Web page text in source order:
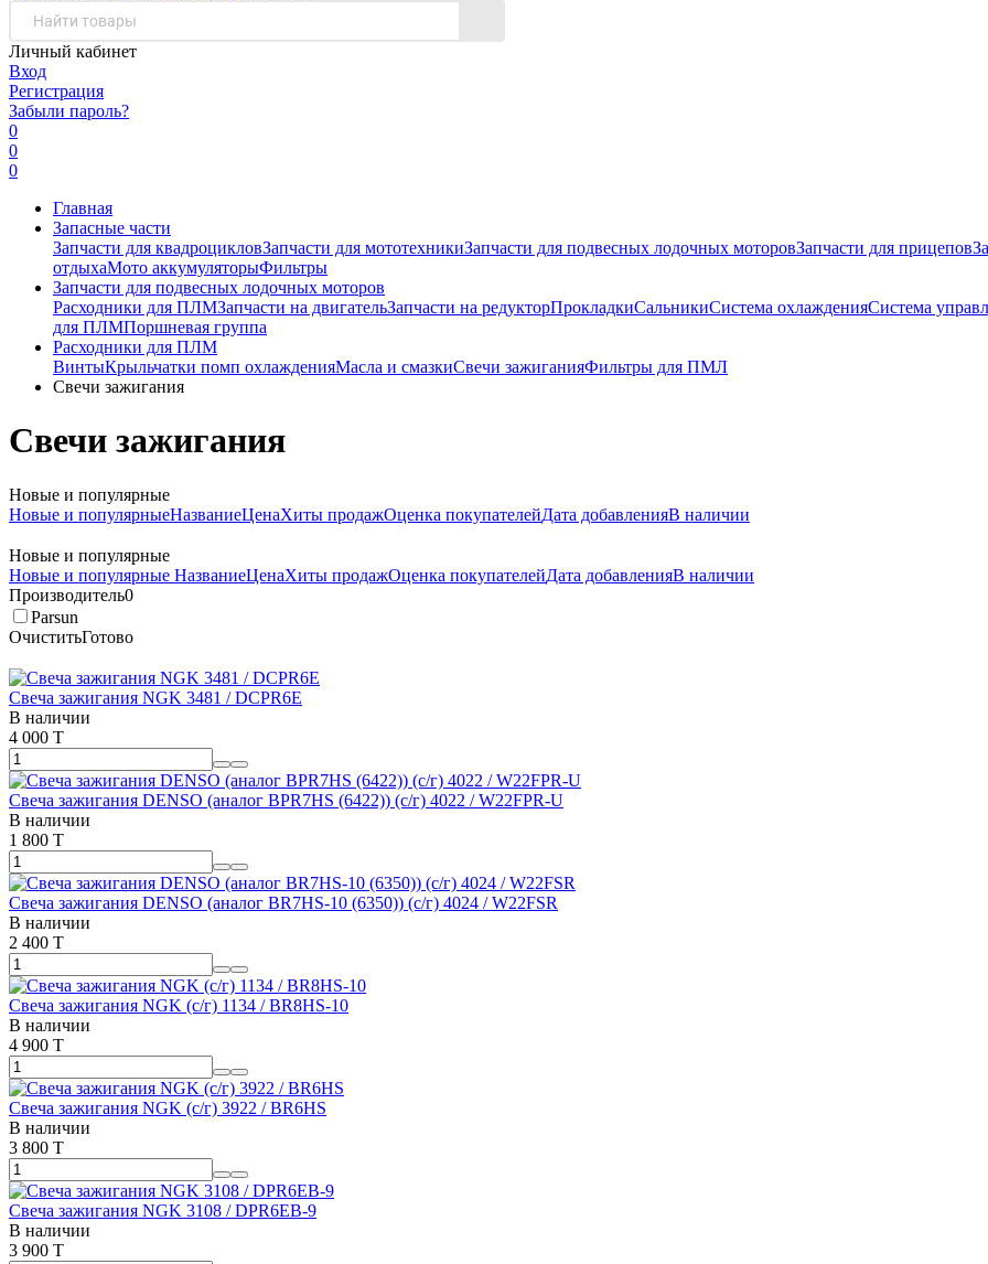
Личный кабинет
Вход
Регистрация
Забыли пароль?
0
0
0
Главная
Запасные части
Запчасти для квадроцикловЗапчасти для мототехникиЗапчасти для подвесных лодочных моторовЗапчасти для прицепов
отдыхаМото аккумуляторыФильтры
Запчасти для подвесных лодочных моторов
Расходники для ПЛМЗапчасти на двигательЗапчасти на редукторПрокладкиСальникиСистема охлажденияСистема
для ПЛМПоршневая группа
Расходники для ПЛМ
ВинтыКрыльчатки помп охлажденияМасла и смазкиСвечи зажиганияФильтры для ПМЛ
Свечи зажигания
Свечи зажигания
Новые и популярные
Новые и популярныеНазваниеЦенаХиты продажОценка покупателейДата добавленияВ наличии
Новые и популярные
Новые и популярные НазваниеЦенаХиты продажОценка покупателейДата добавленияВ наличии
Производитель0
Parsun
ОчиститьГотово
Свеча зажигания NGK 3481 / DCPR6E
В наличии
4 000 T
Свеча зажигания DENSO (аналог BPR7HS (6422)) (с/г) 4022 / W22FPR-U
В наличии
1 800 T
Свеча зажигания DENSO (аналог BR7HS-10 (6350)) (с/г) 4024 / W22FSR
В наличии
2 400 T
Свеча зажигания NGK (с/г) 1134 / BR8HS-10
В наличии
4 900 T
Свеча зажигания NGK (с/г) 3922 / BR6HS
В наличии
3 800 T
Свеча зажигания NGK 3108 / DPR6EB-9
В наличии
3 900 T